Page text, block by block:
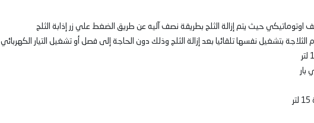
حيث يتم إزالة الثلج بطريقة نصف آليه عن طريق الضغط علي زر إذابة الثلج
بتشغيل نفسها تلقائيا بعد إزالة الثلج وذلك دون الحاجة إلى فصل أو تشغيل التيار الكهربائي